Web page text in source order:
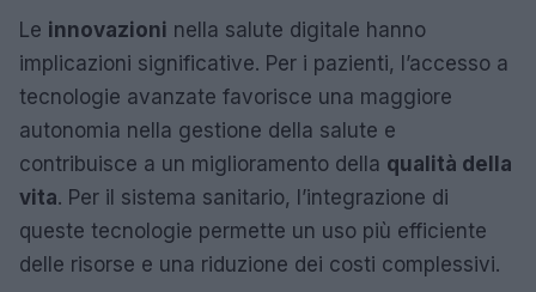
Le innovazioni nella salute digitale hanno
implicazioni significative. Per i pazienti, l’accesso a
tecnologie avanzate favorisce una maggiore
autonomia nella gestione della salute e
contribuisce a un miglioramento della qualità della
vita. Per il sistema sanitario, l’integrazione di
queste tecnologie permette un uso più efficiente
delle risorse e una riduzione dei costi complessivi.